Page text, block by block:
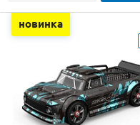
новинка